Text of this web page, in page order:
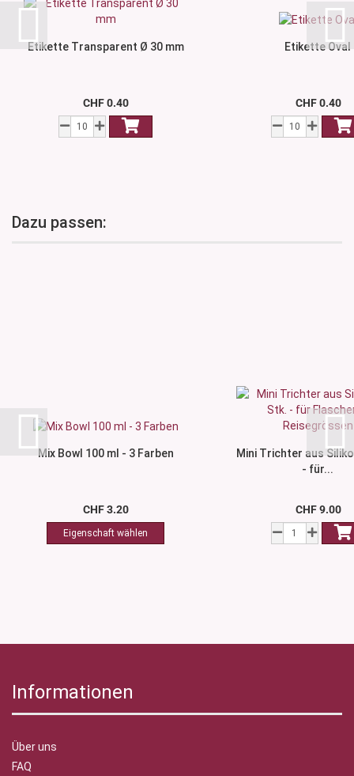
Etikette Transparent Ø 30 mm
CHF 0.40
Etikette Oval
CHF 0.40
Dazu passen:
Mix Bowl 100 ml - 3 Farben
CHF 3.20
Mini Trichter aus
- für...
CHF 9.00
Informationen
Über uns
FAQ